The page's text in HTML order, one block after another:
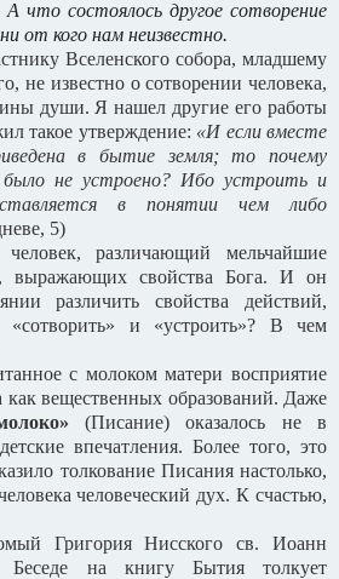
А что состоялось другое сотворение
от кого нам неизвестно.
Вселенского собора, младшему
не известно о сотворении человека,
души. Я нашел другие его работы
такое утверждение: «И если вместе
в бытие земля; то почему
было не устроено? Ибо устроить и
в понятии чем либо
5)
различающий мельчайшие
выражающих свойства Бога. И он
различить свойства действий,
и «устроить»? В чем
с молоком матери восприятие
как вещественных образований. Даже
(Писание) оказалось не в
впечатления. Более того, это
толкование Писания настолько,
человеческий дух. К счастью,
Григория Нисского св. Иоанн
Беседе на книгу Бытия толкует